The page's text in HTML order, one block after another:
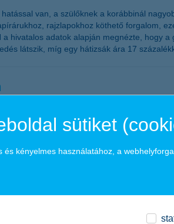
van, a szülőknek a korábbinál
rajzlapokhoz köthető forgalom,
a hivatalos adatok alapján megnézte, hogy
látszik, míg egy hátizsák ára 17
megfelelő adózási formát. A K&H és a
a villanyautók száma
tisztán elektromos autót a
sütiket
és kényelmes használatához, a